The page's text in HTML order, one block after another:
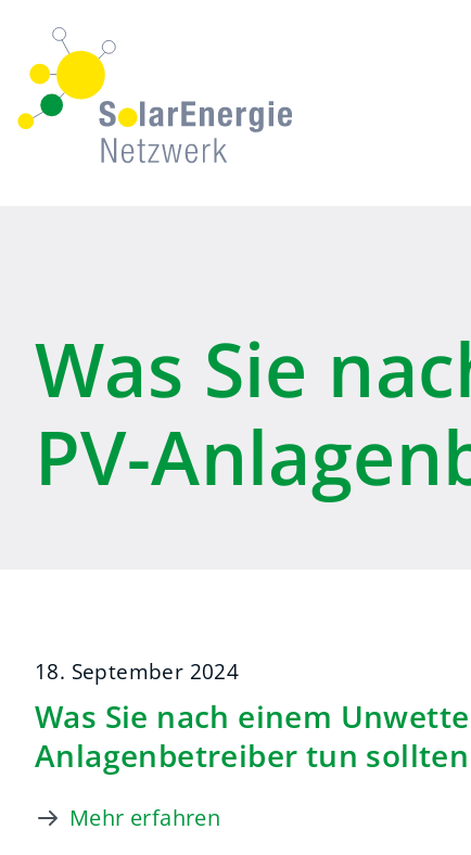
Was Sie
PV-
18. September 2024
Was Sie nach einem
Anlagenbetreiber tun sollten
Mehr erfahren